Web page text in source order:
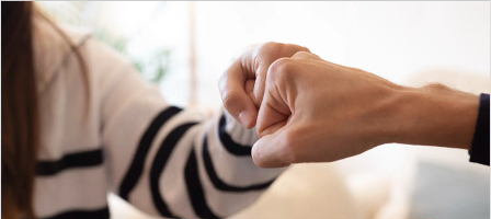
Мы часто думаем, что доверие рушится из-за
серьёзных предательств. Но на самом деле оно
трещит по швам гораздо раньше — в момент,
когда в разговоре звучит невинная на первый
взгляд фраза. Подробнее об этом рассказывает
«Этикет и психология общения» на Дзене.
«Да я никому не расскажу, правда». И через пару
дней вашу историю пересказывает другой